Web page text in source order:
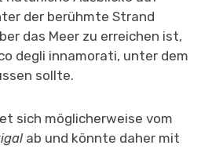
der berühmte Strand
das Meer zu erreichen ist,
degli innamorati, unter dem
sollte.
sich möglicherweise vom
ab und könnte daher mit